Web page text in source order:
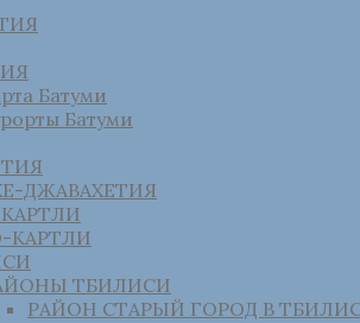
Батуми
Батуми
ДЖАВАХЕТИЯ
КАРТЛИ
ТБИЛИСИ
РАЙОН СТАРЫЙ ГОРОД В